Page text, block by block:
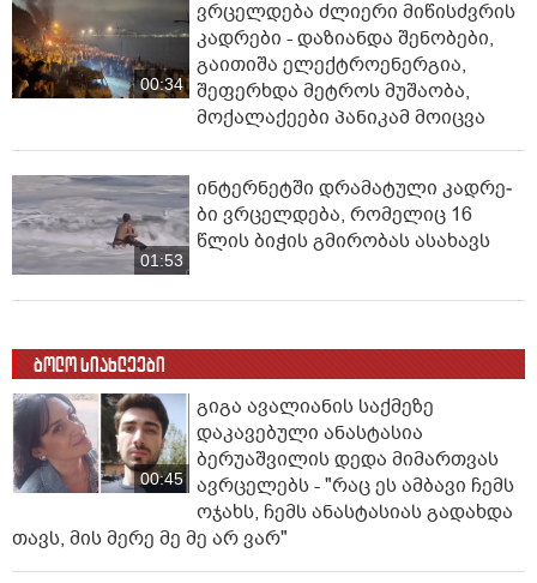
00:34
ვრცელდება ძლიერი მიწისძვრის
კადრები - დაზიანდა შენობები,
გაითიშა ელექტროენერგია,
შეფერხდა მეტროს მუშაობა,
მოქალაქეები პანიკამ მოიცვა
01:53
ინ­ტერ­ნეტ­ში დრა­მა­ტუ­ლი კად­რე­
ბი ვრცელდება, რომელიც 16
წლის ბიჭის გმირობას ასახავს
ბოლო სიახლეები
00:45
გიგა ავალიანის საქმეზე
დაკავებული ანასტასია
ბერუაშვილის დედა მიმართვას
ავრცელებს - "რაც ეს ამბავი ჩემს
ოჯახს, ჩემს ანასტასიას გადახდა
თავს, მის მერე მე მე არ ვარ"